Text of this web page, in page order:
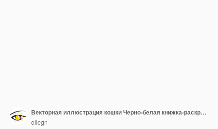
Векторная иллюстрация кошки Черно-белая книжка-раскраска или страница для детей
ollegn